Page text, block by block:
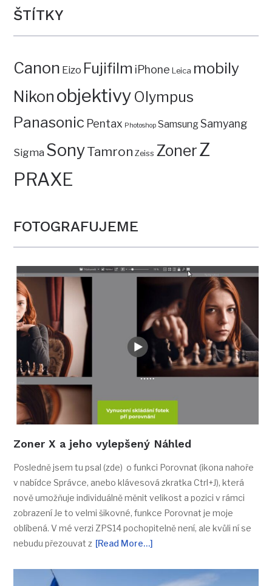
ŠTÍTKY
Canon Eizo Fujifilm iPhone Leica mobily
Nikon objektivy Olympus
Panasonic Pentax Photoshop SamsungSamyang
Sigma SonyTamron Zeiss ZonerZ
PRAXE
FOTOGRAFUJEME
Zoner X a jeho vylepšený Náhled
Posledně jsem tu psal (zde) o funkci Porovnat (ikona nahoře
v nabídce Správce, anebo klávesová zkratka Ctrl+J), která
nově umožňuje individuálně měnit velikost a pozici v rámci
zobrazení Je to velmi šikovné, funkce Porovnat je moje
oblíbená. V mé verzi ZPS14 pochopitelně není, ale kvůli ní se
nebudu přezouvat z [Read More…]